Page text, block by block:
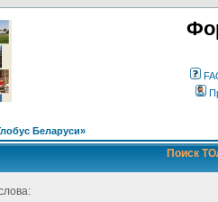
Беларуси»
Поиск